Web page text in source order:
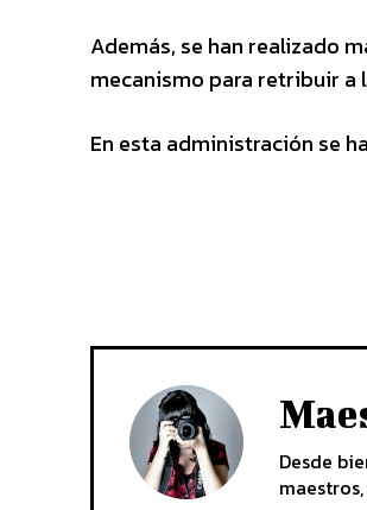
Además, se han realizado
mecanismo para retribuir a
En esta administración se
Desde